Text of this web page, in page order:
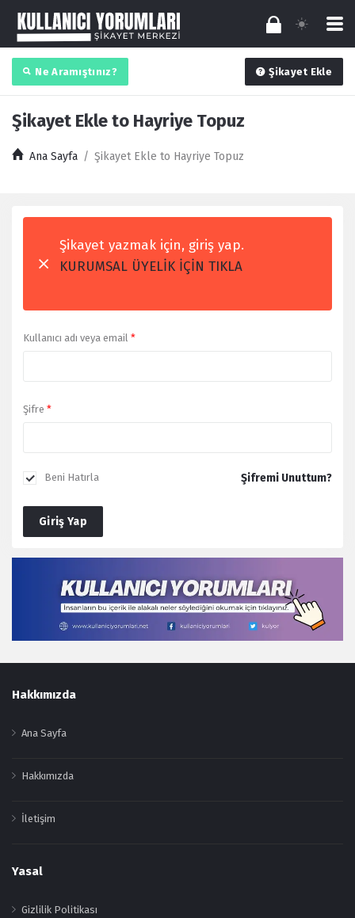
Ne Aramıştınız? Şikayet Ekle
Şikayet Ekle to Hayriye Topuz
Ana Sayfa / Şikayet Ekle to Hayriye Topuz
Şikayet yazmak için, giriş yap.
KURUMSAL ÜYELİK İÇİN TIKLA
Kullanıcı adı veya email *
Şifre *
Beni Hatırla Şifremi Unuttum?
Giriş Yap
Footer
Hakkımızda
Ana Sayfa
Hakkımızda
İletişim
Yasal
Gizlilik Politikası